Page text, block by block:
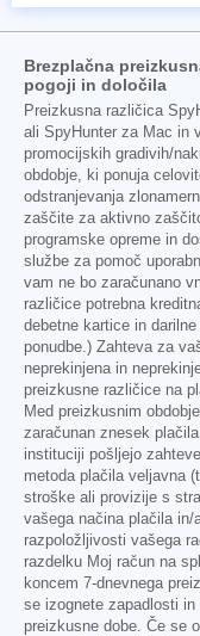
Brezplačna
pogoji in določila
Preizkusna različica
ali SpyHunter za Mac in
promocijskih gradivih/
obdobje, ki ponuja
odstranjevanja
zaščite za aktivno
programske opreme in
službe za pomoč
vam ne bo zaračunano
različice potrebna
debetne kartice in
ponudbe.) Zahteva za
neprekinjena in
preizkusne različice na
Med preizkusnim
zaračunan znesek
instituciji pošljejo
metoda plačila veljavna
stroške ali provizije s
vašega načina plačila
razpoložljivosti vašega
razdelku Moj račun na
koncem 7-dnevnega
se izognete zapadlosti
preizkusne dobe. Če se